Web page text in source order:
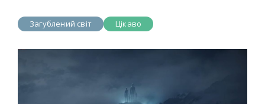
Загублений світ Цікаво